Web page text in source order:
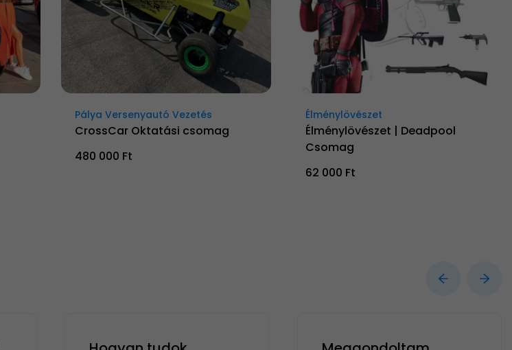
Pálya Versenyautó Vezetés
CrossCar Oktatási csomag
480 000 Ft
Élménylövészet
Élménylövészet | Deadpool
Csomag
62 000 Ft